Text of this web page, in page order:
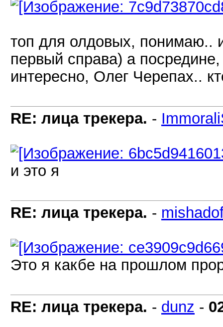
топ для олдовых, понимаю..
первый справа) а
интересно, Олег Черепах..
RE: лица трекера. -
и это я
RE: лица трекера. -
Это я какбе на прошлом
RE: лица трекера. - dunz -